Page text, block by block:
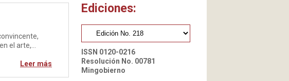
el arte,…
Leer más
Ediciones:
ISSN 0120-0216
Resolución No. 00781
Mingobierno